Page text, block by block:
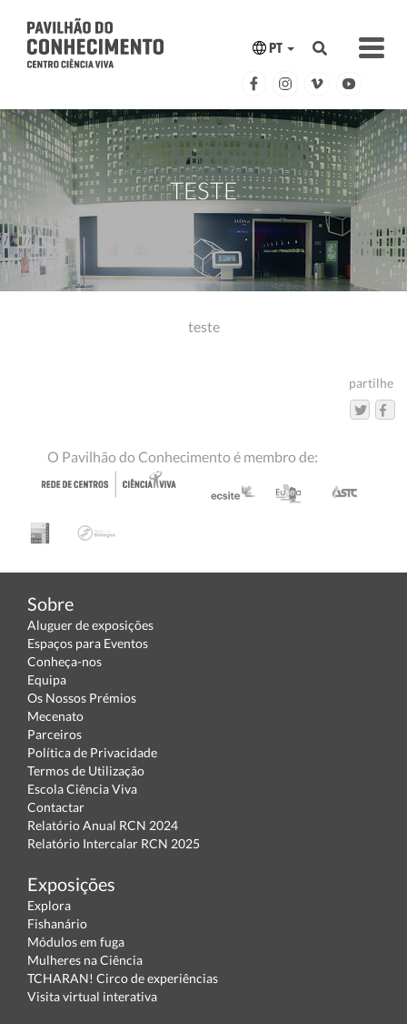
PT
TESTE
teste
partilhe
O Pavilhão do Conhecimento é membro de:
Sobre
Aluguer de exposições
Espaços para Eventos
Conheça-nos
Equipa
Os Nossos Prémios
Mecenato
Parceiros
Política de Privacidade
Termos de Utilização
Escola Ciência Viva
Contactar
Relatório Anual RCN 2024
Relatório Intercalar RCN 2025
Exposições
Explora
Fishanário
Módulos em fuga
Mulheres na Ciência
TCHARAN! Circo de experiências
Visita virtual interativa